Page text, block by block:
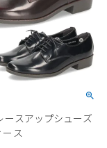
ースアップシューズ
ース